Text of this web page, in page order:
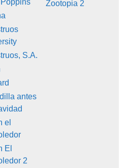
S.A.
antes
el
El
2
Zootopia 2